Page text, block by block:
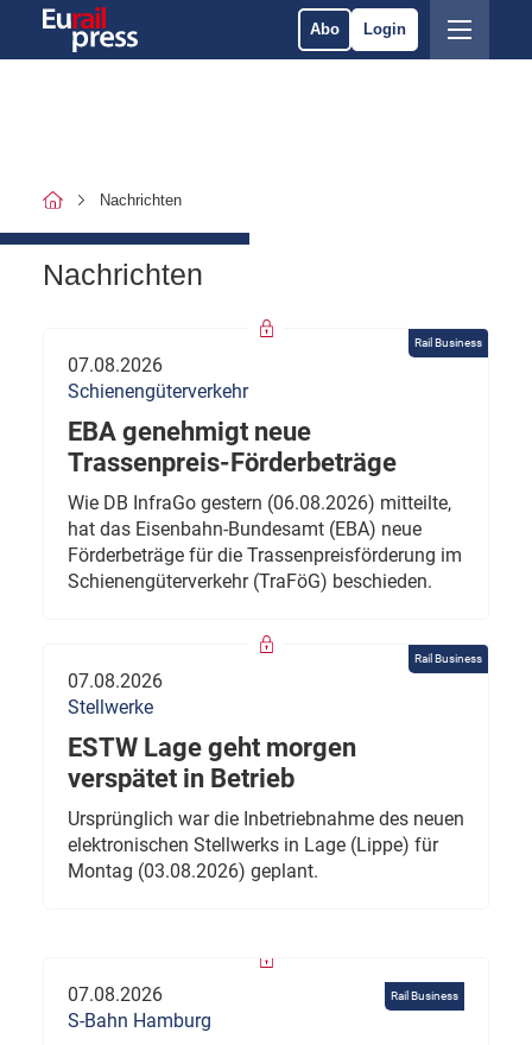
Abo Login
Nachrichten
Nachrichten
Rail Business
07.08.2026
Schienengüterverkehr
EBA genehmigt neue
Trassenpreis-Förderbeträge
Wie DB InfraGo gestern (06.08.2026) mitteilte,
hat das Eisenbahn-Bundesamt (EBA) neue
Förderbeträge für die Trassenpreisförderung im
Schienengüterverkehr (TraFöG) beschieden.
Rail Business
07.08.2026
Stellwerke
ESTW Lage geht morgen
verspätet in Betrieb
Ursprünglich war die Inbetriebnahme des neuen
elektronischen Stellwerks in Lage (Lippe) für
Montag (03.08.2026) geplant.
Rail Business
07.08.2026
S-Bahn Hamburg